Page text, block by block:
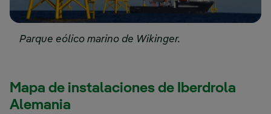
Parque eólico marino de Wikinger.
Mapa de instalaciones de Iberdrola
Alemania